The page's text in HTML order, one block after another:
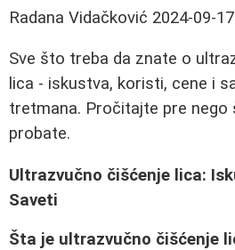
Radana Vidačković 2024-09-17
Sve što treba da znate o
lica - iskustva, koristi, cene i
tretmana. Pročitajte pre nego
probate.
Ultrazvučno čišćenje lica:
Saveti
Šta je ultrazvučno čišćenje